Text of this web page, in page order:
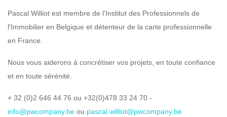
Pascal Williot est membre de l'Institut des Professionnels de
l'Immobilier en Belgique et détenteur de la carte professionnelle
en France.
Nous vous aiderons à concrétiser vos projets, en toute confiance
et en toute sérénité.
+ 32 (0)2 646 44 76 ou +32(0)478 33 24 70 -
info@pwcompany.be ou pascal.williot@pwcompany.be